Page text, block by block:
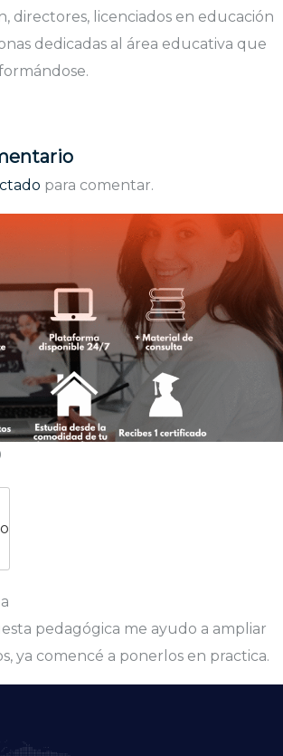
directores, licenciados en educación
dedicadas al área educativa que
para comentar.
pedagógica me ayudo a ampliar
ya comencé a ponerlos en practica.